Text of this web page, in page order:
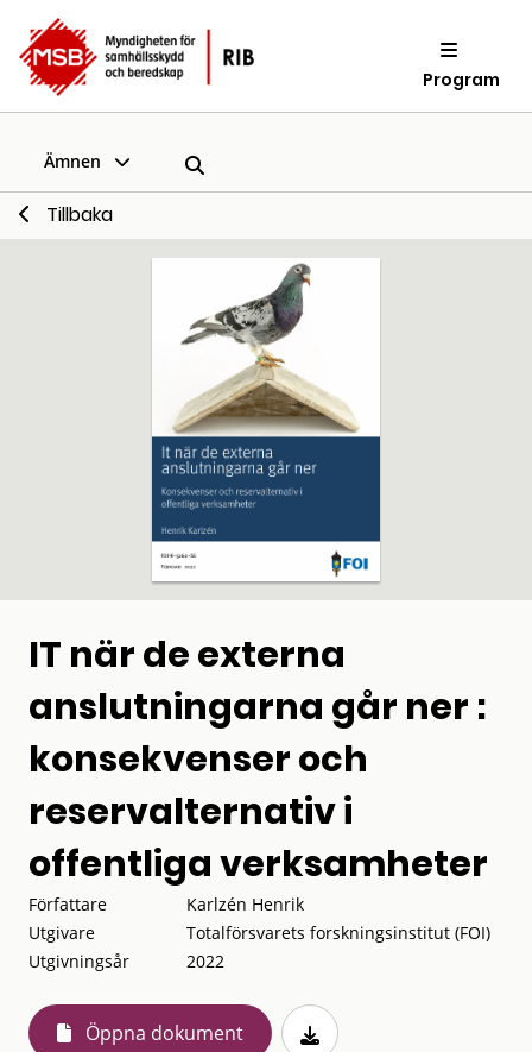
Program
Ämnen
Tillbaka
IT när de externa
anslutningarna går ner :
konsekvenser och
reservalternativ i
offentliga verksamheter
Författare
Karlzén Henrik
Utgivare
Totalförsvarets forskningsinstitut (FOI)
Utgivningsår
2022
Öppna dokument